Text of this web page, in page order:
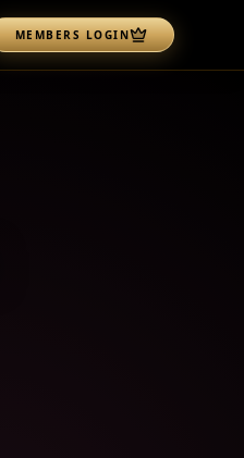
MEMBERS LOGIN